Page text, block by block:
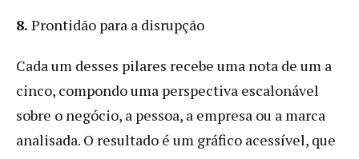
8. Prontidão para a disrupção
Cada um desses pilares recebe uma nota de um a
cinco, compondo uma perspectiva escalonável
sobre o negócio, a pessoa, a empresa ou a marca
analisada. O resultado é um gráfico acessível, que